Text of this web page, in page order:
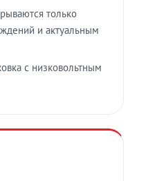
только
и актуальным
с низковольтным